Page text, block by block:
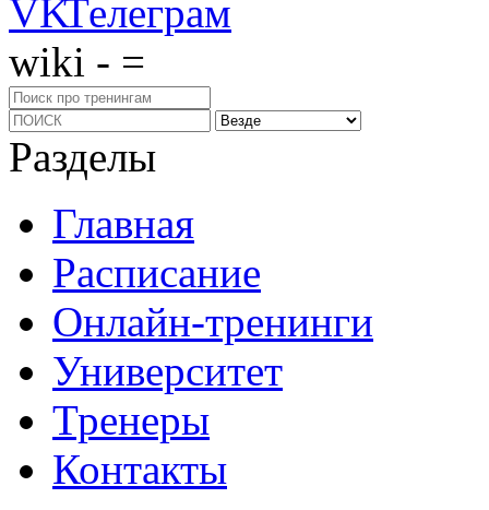
wiki - =
Разделы
Главная
Расписание
Онлайн-тренинги
Университет
Тренеры
Контакты